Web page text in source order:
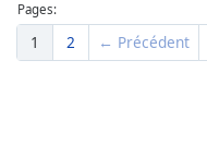
Pages:
1 2 ← Précédent